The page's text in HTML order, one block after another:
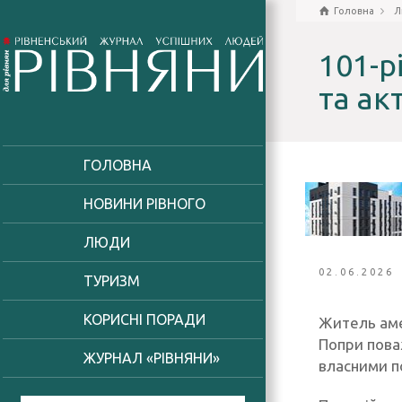
ГОЛОВНА
НОВИНИ РІВНОГО
ЛЮДИ
ТУРИЗМ
КОРИСНІ ПОРАДИ
ЖУРНАЛ «РІВНЯНИ»
Головна
101-
та
02.06.2026
Житель
Попри
власними